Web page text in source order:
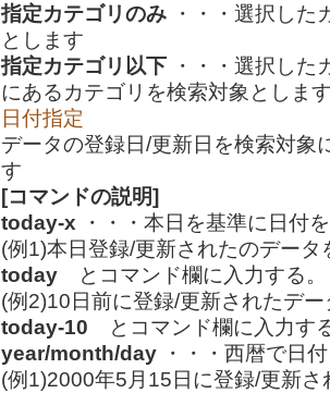
指定カテゴリのみ ・・・選択した
とします
指定カテゴリ以下 ・・・選択した
にあるカテゴリを検索対象としま
日付指定
データの登録日/更新日を検索対象
す
[コマンドの説明]
today-x ・・・本日を基準に日付
(例1)本日登録/更新されたのデータ
today とコマンド欄に入力する。
(例2)10日前に登録/更新されたデ
today-10 とコマンド欄に入力す
year/month/day ・・・西暦で日
(例1)2000年5月15日に登録/更新